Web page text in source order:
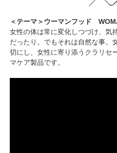
＜テーマ＞ウーマンフッド
女性の体は常に変化しつづけ、気
だったり。でもそれは自然な事。
切にし、女性に寄り添うクラリセ
マケア製品です。